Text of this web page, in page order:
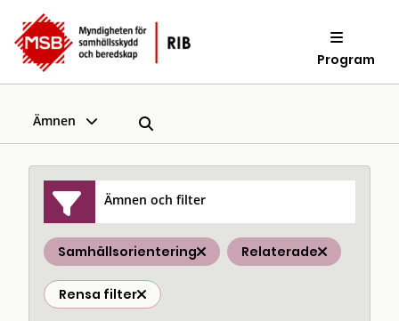
Program
Ämnen
Ämnen och filter
Samhällsorientering Relaterade
Rensa filter